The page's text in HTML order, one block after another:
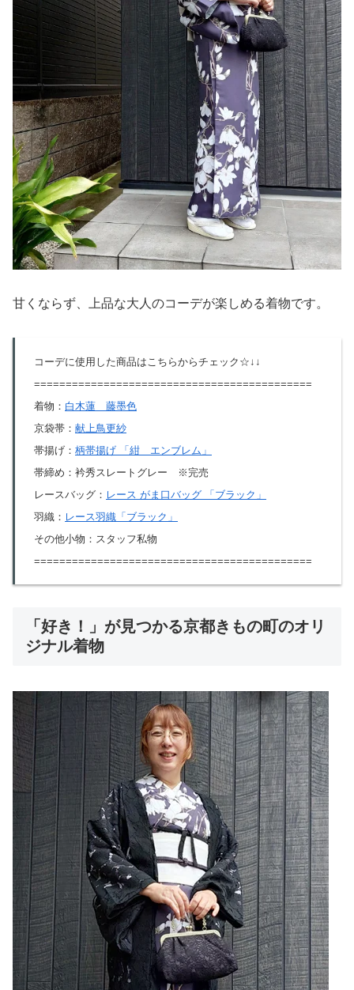
甘くならず、上品な大人のコーデが楽しめる着物です。
コーデに使用した商品はこちらからチェック☆↓↓
============================================
着物： 白木蓮 藤墨色
京袋帯： 献上鳥更紗
帯揚げ： 柄帯揚げ 「紺 エンブレム」
帯締め：衿秀スレートグレー ※完売
レースバッグ： レース がま口バッグ 「ブラック」
羽織： レース羽織「ブラック」
その他小物：スタッフ私物
============================================
「好き！」が見つかる京都きもの町のオリ
ジナル着物